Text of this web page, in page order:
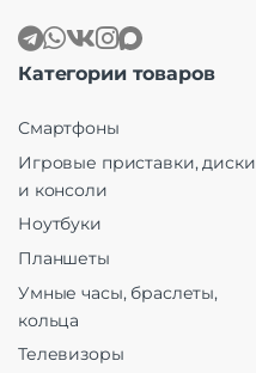
Категории товаров
Смартфоны
Игровые приставки, диски
и консоли
Ноутбуки
Планшеты
Умные часы, браслеты,
кольца
Телевизоры